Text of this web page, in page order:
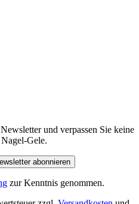
und verpassen Sie keine
Gele.
abonnieren
zur Kenntnis genommen.